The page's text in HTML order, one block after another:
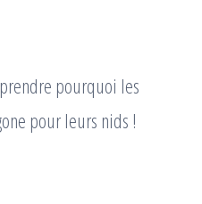
pourquoi les
pour leurs nids !